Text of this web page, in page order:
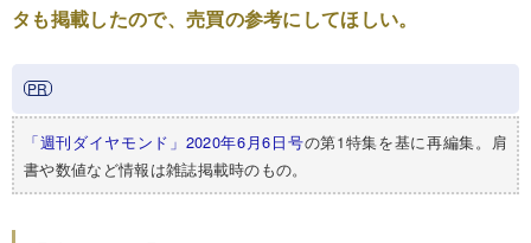
タも掲載したので、売買の参考にしてほしい。
「週刊ダイヤモンド」2020年6月6日号の第1特集を基に再編集。肩
書や数値など情報は雑誌掲載時のもの。